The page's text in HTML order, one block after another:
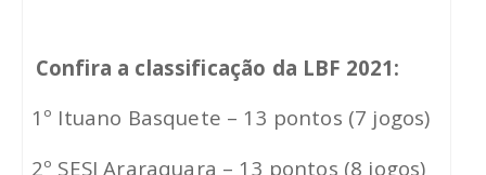
Confira a classificação da LBF 2021:
1º Ituano Basquete – 13 pontos (7 jogos)
2º SESI Araraquara – 13 pontos (8 jogos)